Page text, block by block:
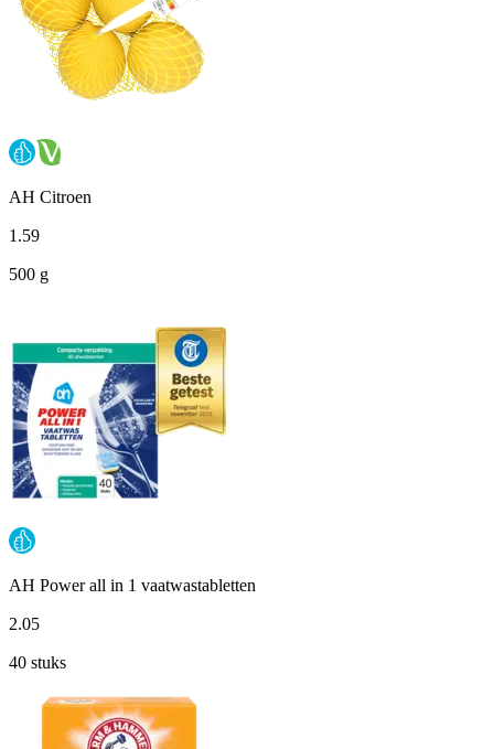
AH Citroen
1 .59
500 g
AH Power all in 1 vaatwastabletten
2.05
40 stuks